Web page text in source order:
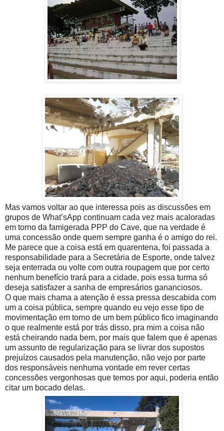
Mas vamos voltar ao que interessa pois as discussões em
grupos de What’sApp continuam cada vez mais acaloradas
em torno da famigerada PPP do Cave, que na verdade é
uma concessão onde quem sempre ganha é o amigo do rei.
Me parece que a coisa está em quarentena, foi passada a
responsabilidade para a Secretária de Esporte, onde talvez
seja enterrada ou volte com outra roupagem que por certo
nenhum benefício trará para a cidade, pois essa turma só
deseja satisfazer a sanha de empresários gananciosos.
O que mais chama a atenção é essa pressa descabida com
um a coisa pública, sempre quando eu vejo esse tipo de
movimentação em torno de um bem público fico imaginando
o que realmente está por trás disso, pra mim a coisa não
está cheirando nada bem, por mais que falem que é apenas
um assunto de regularização para se livrar dos supostos
prejuízos causados pela manutenção, não vejo por parte
dos responsáveis nenhuma vontade em rever certas
concessões vergonhosas que temos por aqui, poderia então
citar um bocado delas.